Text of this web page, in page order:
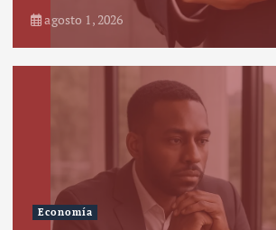
agosto 1, 2026
Economía